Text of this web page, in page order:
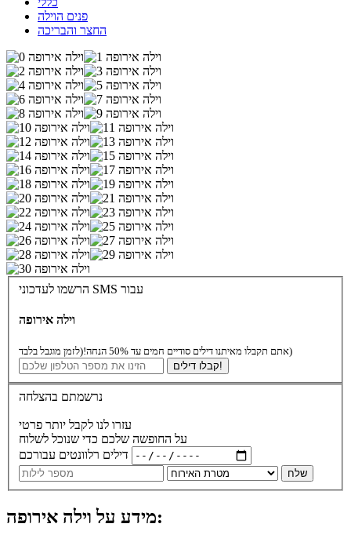
פנים הוילה
החצר והבריכה
הרשמו לעדכוני SMS עבור
וילה אירופה
אתם תקבלו מאיתנו דילים סודיים חמים עד 50% הנחה!(לזמן מוגבל בלבד)
קבלו דילים!
נרשמתם בהצלחה
עזרו לנו לקבל יותר פרטי
על החופשה שלכם כדי שנוכל לשלוח
שלח
מידע על וילה אירופה: